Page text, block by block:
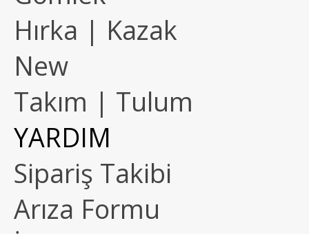
Hırka | Kazak
New
Takım | Tulum
YARDIM
Sipariş Takibi
Arıza Formu